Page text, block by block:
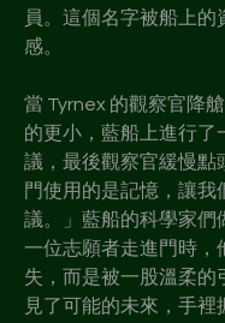
員。這個名字被船上的
感。
當 Tyrnex 的觀察官降
的更小，藍船上進行了
議，最後觀察官緩慢點
門使用的是記憶，讓我
議。」藍船的科學家們
一位志願者走進門時，
失，而是被一股溫柔
見了可能的未來，手裡